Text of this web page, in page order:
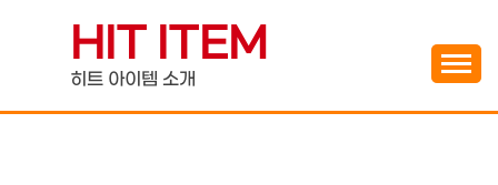
contentHIT ITEM
히트 아이템 소개